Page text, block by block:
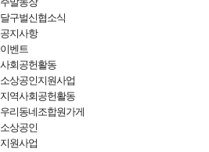
달구벌신협소식
공지사항
이벤트
사회공헌활동
소상공인지원사업
지역사회공헌활동
우리동네조합원가게
소상공인
지원사업